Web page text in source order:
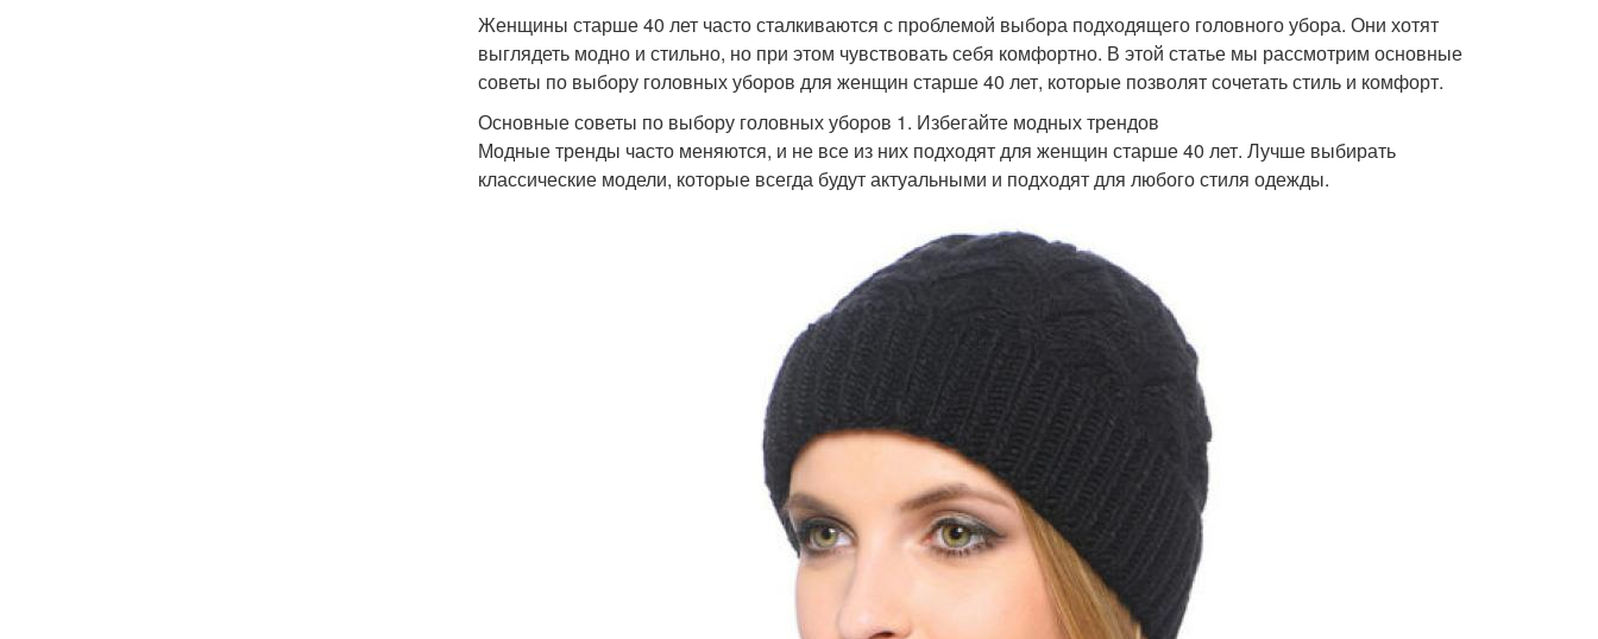
Женщины старше 40 лет часто сталкиваются с проблемой выбора подходящего головного убора. Они хотят
выглядеть модно и стильно, но при этом чувствовать себя комфортно. В этой статье мы рассмотрим основные
советы по выбору головных уборов для женщин старше 40 лет, которые позволят сочетать стиль и комфорт.
Основные советы по выбору головных уборов 1. Избегайте модных трендов
Модные тренды часто меняются, и не все из них подходят для женщин старше 40 лет. Лучше выбирать
классические модели, которые всегда будут актуальными и подходят для любого стиля одежды.